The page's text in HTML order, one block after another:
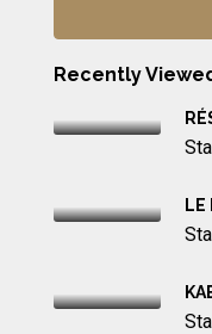
Recently
LE